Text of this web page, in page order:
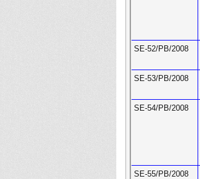
SE-52/PB/2008
SE-53/PB/2008
SE-54/PB/2008
SE-55/PB/2008